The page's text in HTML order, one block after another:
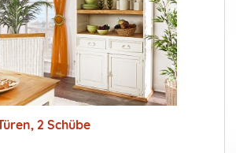
2 Schübe